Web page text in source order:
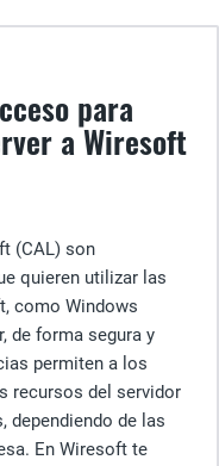
para
a Wiresoft
(CAL) son
quieren utilizar las
como Windows
de forma segura y
permiten a los
recursos del servidor
dependiendo de las
En Wiresoft te